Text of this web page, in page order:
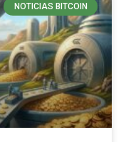
NOTICIAS BITCOIN